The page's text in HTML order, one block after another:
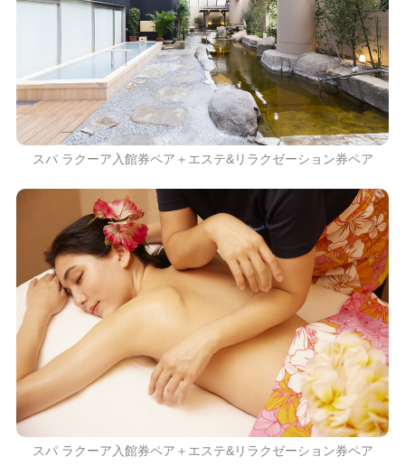
スパ ラクーア入館券ペア＋エステ&リラクゼーション券ペア
スパ ラクーア入館券ペア＋エステ&リラクゼーション券ペア